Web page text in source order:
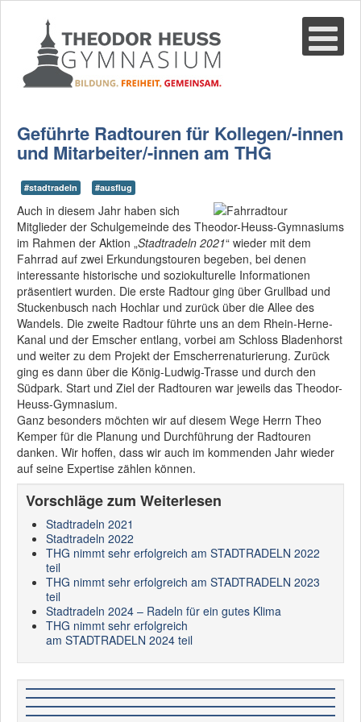
Geführte Radtouren für Kollegen/-innen
und Mitarbeiter/-innen am THG
#stadtradeln #ausflug
Auch in diesem Jahr haben sich
Mitglieder der Schulgemeinde des Theodor-Heuss-Gymnasiums
im Rahmen der Aktion „Stadtradeln 2021“ wieder mit dem
Fahrrad auf zwei Erkundungstouren begeben, bei denen
interessante historische und soziokulturelle Informationen
präsentiert wurden. Die erste Radtour ging über Grullbad und
Stuckenbusch nach Hochlar und zurück über die Allee des
Wandels. Die zweite Radtour führte uns an dem Rhein-Herne-
Kanal und der Emscher entlang, vorbei am Schloss Bladenhorst
und weiter zu dem Projekt der Emscherrenaturierung. Zurück
ging es dann über die König-Ludwig-Trasse und durch den
Südpark. Start und Ziel der Radtouren war jeweils das Theodor-
Heuss-Gymnasium.
Ganz besonders möchten wir auf diesem Wege Herrn Theo
Kemper für die Planung und Durchführung der Radtouren
danken. Wir hoffen, dass wir auch im kommenden Jahr wieder
auf seine Expertise zählen können.
Vorschläge zum Weiterlesen
Stadtradeln 2021
Stadtradeln 2022
THG nimmt sehr erfolgreich am STADTRADELN 2022
teil
THG nimmt sehr erfolgreich am STADTRADELN 2023
teil
Stadtradeln 2024 – Radeln für ein gutes Klima
THG nimmt sehr erfolgreich
am STADTRADELN 2024 teil